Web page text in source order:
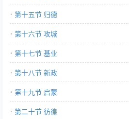
第十五节 归德
第十六节 攻城
第十七节 基业
第十八节 新政
第十九节 启蒙
第二十节 彷徨